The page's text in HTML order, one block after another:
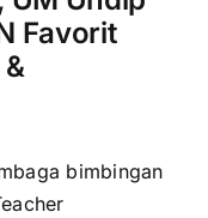
Favorit
bimbingan